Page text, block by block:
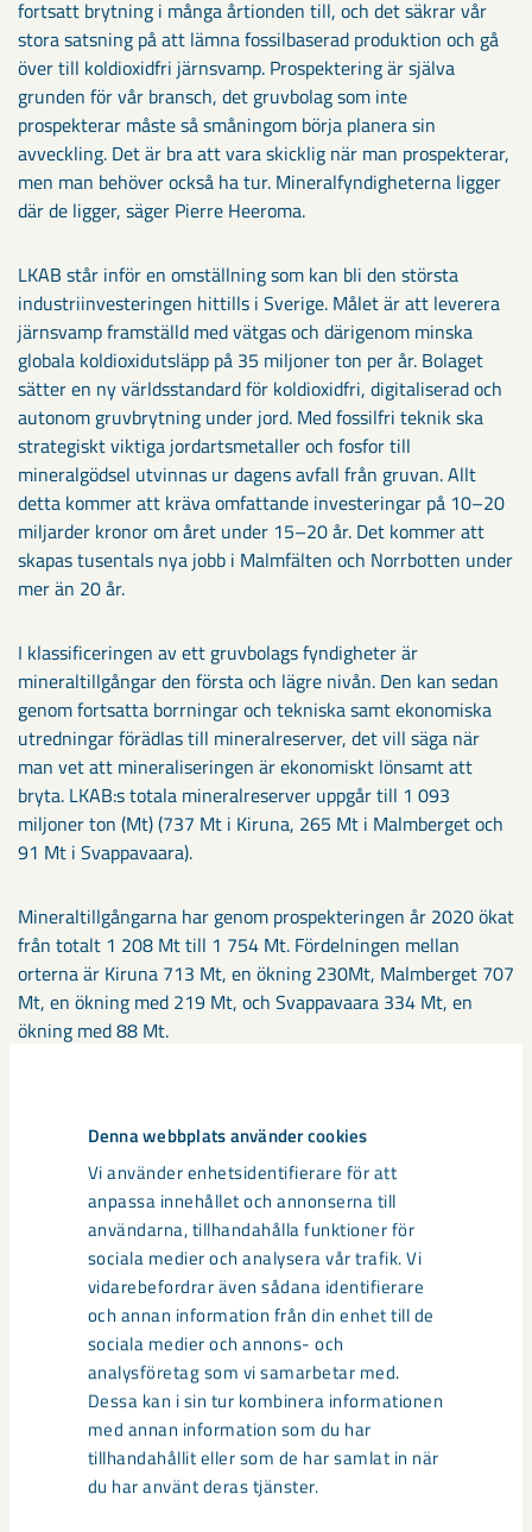
Denna webbplats använder cookies
Vi använder enhetsidentifierare för att
anpassa innehållet och annonserna till
användarna, tillhandahålla funktioner för
sociala medier och analysera vår trafik. Vi
vidarebefordrar även sådana identifierare
och annan information från din enhet till de
sociala medier och annons- och
analysföretag som vi samarbetar med.
Dessa kan i sin tur kombinera informationen
med annan information som du har
tillhandahållit eller som de har samlat in när
du har använt deras tjänster.
fortsatt brytning i många årtionden till, och det säkrar vår
stora satsning på att lämna fossilbaserad produktion och gå
över till koldioxidfri järnsvamp. Prospektering är själva
grunden för vår bransch, det gruvbolag som inte
prospekterar måste så småningom börja planera sin
avveckling. Det är bra att vara skicklig när man prospekterar,
men man behöver också ha tur. Mineralfyndigheterna ligger
där de ligger, säger Pierre Heeroma.
LKAB står inför en omställning som kan bli den största
industriinvesteringen hittills i Sverige. Målet är att leverera
järnsvamp framställd med vätgas och därigenom minska
globala koldioxidutsläpp på 35 miljoner ton per år. Bolaget
sätter en ny världsstandard för koldioxidfri, digitaliserad och
autonom gruvbrytning under jord. Med fossilfri teknik ska
strategiskt viktiga jordartsmetaller och fosfor till
mineralgödsel utvinnas ur dagens avfall från gruvan. Allt
detta kommer att kräva omfattande investeringar på 10–20
miljarder kronor om året under 15–20 år. Det kommer att
skapas tusentals nya jobb i Malmfälten och Norrbotten under
mer än 20 år.
I klassificeringen av ett gruvbolags fyndigheter är
mineraltillgångar den första och lägre nivån. Den kan sedan
genom fortsatta borrningar och tekniska samt ekonomiska
utredningar förädlas till mineralreserver, det vill säga när
man vet att mineraliseringen är ekonomiskt lönsamt att
bryta. LKAB:s totala mineralreserver uppgår till 1 093
miljoner ton (Mt) (737 Mt i Kiruna, 265 Mt i Malmberget och
91 Mt i Svappavaara).
Mineraltillgångarna har genom prospekteringen år 2020 ökat
från totalt 1 208 Mt till 1 754 Mt. Fördelningen mellan
orterna är Kiruna 713 Mt, en ökning 230Mt, Malmberget 707
Mt, en ökning med 219 Mt, och Svappavaara 334 Mt, en
ökning med 88 Mt.
(0)980 783 55. E-post: anders.lindberg@lkab.com
LKAB är en internationell högteknologisk gruv- och mineralkoncern
som bryter och förädlar Norrbottens unika järnmalm för den
globala stålmarknaden. Hållbarhet är kärnan i vår affärsidé och vår
ambition är att vara ett av de mest innovativa, resurseffektiva och
ansvarstagande företagen i branschen. Koncernen, som
omsatte cirka 33,9 miljarder kronor 2020 och har cirka 4 500
anställda i 12 länder, rymmer även industrimineraler, borrsystem,
tågtransporter, bergtjänster och fastighetsbolag. www.lkab.com
Följ LKAB på sociala medier:FacebookLinkedInInstagram
De nya fynden innebär att vi bör